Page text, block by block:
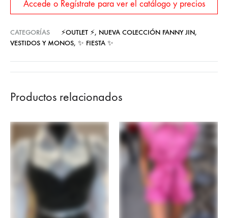
Accede o Regístrate para ver el catálogo y precios
CATEGORÍAS ⚡OUTLET ⚡, NUEVA COLECCIÓN FANNY JIN,
VESTIDOS Y MONOS, ✨ FIESTA ✨
Productos relacionados